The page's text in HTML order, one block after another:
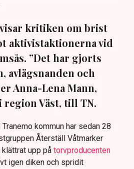
kritiken om brist
aktivistaktionerna vid
”Det har gjorts
avlägsnanden och
Anna-Lena Mann,
Väst, till TN.
kommun har sedan 28
Återställ Våtmarker
upp på torvproducenten
igen diken och spridit